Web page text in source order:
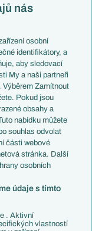
nás
osobní
identifikátory, a
aby sledovací
My a naši partneři
Výběrem Zamítnout
Pokud jsou
obsahy a
nabídku můžete
souhlas odvolat
části webové
stránka. Další
osobních
údaje s tímto
. Aktivní
vlastností